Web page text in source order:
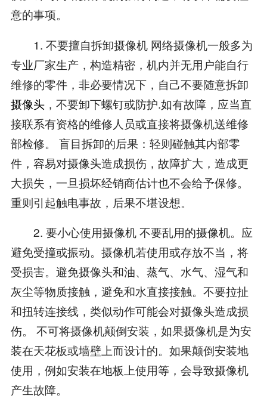
意的事项。
1. 不要擅自拆卸摄像机 网络摄像机一般多为
专业厂家生产，构造精密，机内并无用户能自行
维修的零件，非必要情况下，自己不要随意拆卸
摄像头，不要卸下螺钉或防护.如有故障，应当直
接联系有资格的维修人员或直接将摄像机送维修
部检修。 盲目拆卸的后果：轻则碰触其内部零
件，容易对摄像头造成损伤，故障扩大，造成更
大损失，一旦损坏经销商估计也不会给予保修。
重则引起触电事故，后果不堪设想。
2. 要小心使用摄像机 不要乱用的摄像机。应
避免受撞或振动。摄像机若使用或存放不当，将
受损害。避免摄像头和油、蒸气、水气、湿气和
灰尘等物质接触，避免和水直接接触。不要拉扯
和扭转连接线，类似动作可能会对摄像头造成损
伤。 不可将摄像机颠倒安装，如果摄像机是为安
装在天花板或墙壁上而设计的。如果颠倒安装地
使用，例如安装在地板上使用等，会导致摄像机
产生故障。